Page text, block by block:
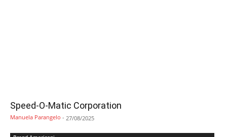
Speed-O-Matic Corporation
Manuela Parangelo - 27/08/2025